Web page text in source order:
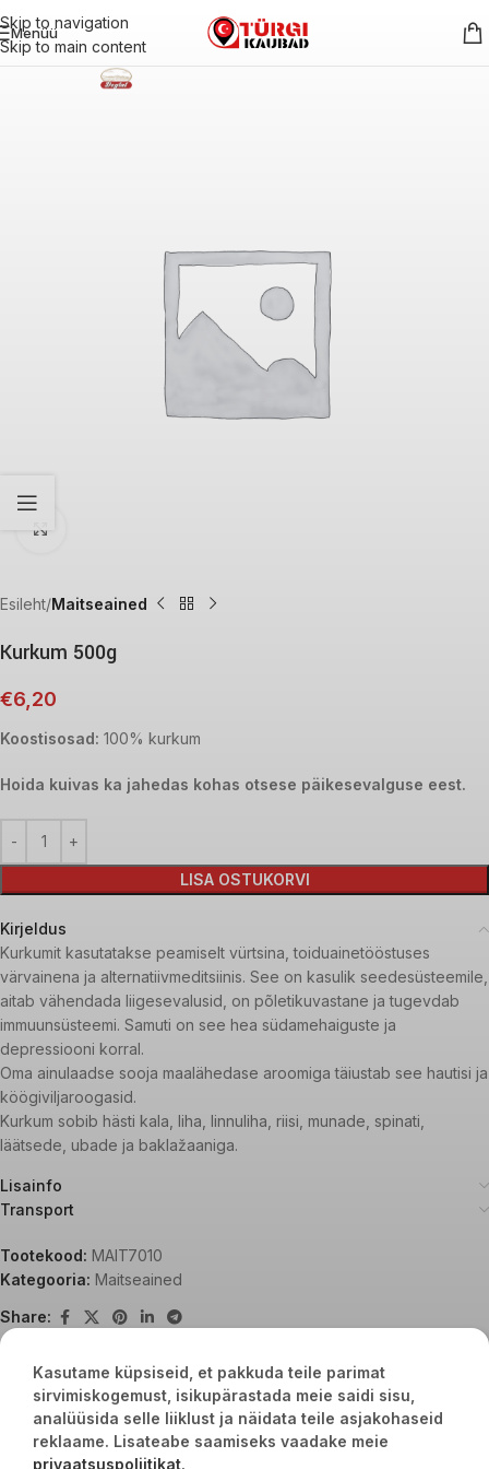
Skip to navigation
Skip to main content
Menüü
Esileht Maitseained
Kurkum 500g
€6,20
Koostisosad: 100% kurkum
Hoida kuivas ka jahedas kohas otsese päikesevalguse eest.
LISA OSTUKORVI
Kirjeldus
Kurkumit kasutatakse peamiselt vürtsina, toiduainetööstuses
värvainena ja alternatiivmeditsiinis. See on kasulik seedesüsteemile,
aitab vähendada liigesevalusid, on põletikuvastane ja tugevdab
immuunsüsteemi. Samuti on see hea südamehaiguste ja
depressiooni korral.
Oma ainulaadse sooja maalähedase aroomiga täiustab see hautisi ja
köögiviljaroogasid.
Kurkum sobib hästi kala, liha, linnuliha, riisi, munade, spinati,
läätsede, ubade ja baklažaaniga.
Lisainfo
Transport
Tootekood: MAIT7010
Kategooria: Maitseained
Share:
Seotud tooted
Kasutame küpsiseid, et pakkuda teile parimat
sirvimiskogemust, isikupärastada meie saidi sisu,
analüüsida selle liiklust ja näidata teile asjakohaseid
reklaame. Lisateabe saamiseks vaadake meie
privaatsuspoliitikat.